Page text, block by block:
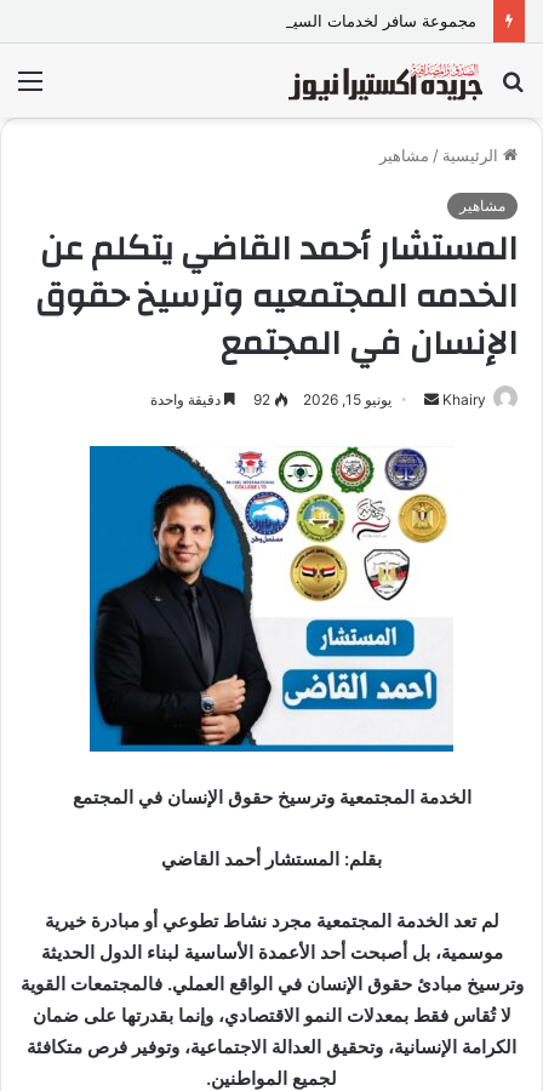
مجموعة سافر لخدمات السياحة
بحث
عن
الرئيسية / مشاهير
مشاهير
المستشار أحمد القاضي يتكلم عن
الخدمه المجتمعيه وترسيخ حقوق
الإنسان في المجتمع
Khairy
س
ل
ب
ر
ل
ت
و
يونيو 15, 2026 92 دقيقة واحدة
الخدمة المجتمعية وترسيخ حقوق الإنسان في المجتمع
بقلم: المستشار أحمد القاضي
لم تعد الخدمة المجتمعية مجرد نشاط تطوعي أو مبادرة خيرية
موسمية، بل أصبحت أحد الأعمدة الأساسية لبناء الدول الحديثة
وترسيخ مبادئ حقوق الإنسان في الواقع العملي. فالمجتمعات القوية
لا تُقاس فقط بمعدلات النمو الاقتصادي، وإنما بقدرتها على ضمان
الكرامة الإنسانية، وتحقيق العدالة الاجتماعية، وتوفير فرص متكافئة
لجميع المواطنين.